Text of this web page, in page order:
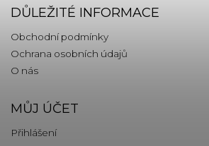
DŮLEŽITÉ INFORMACE
Obchodní podmínky
Ochrana osobních údajů
O nás
MŮJ ÚČET
Přihlášení